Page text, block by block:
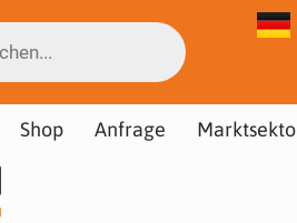
Shop Anfrage